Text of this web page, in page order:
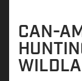
CAN-